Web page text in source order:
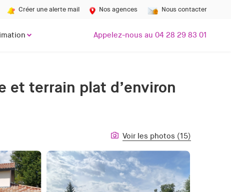
Créer une alerte mail Nos agences Nous contacter
Appelez-nous au 04 28 29 83 01
et terrain plat d’environ
Voir les photos (15)